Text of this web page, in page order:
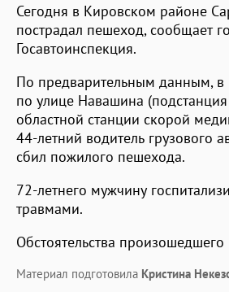
Сегодня в Кировском районе
пострадал пешеход, сообщает
Госавтоинспекция.
По предварительным данным,
по улице Навашина
областной станции скорой
44-летний водитель грузового
сбил пожилого пешехода.
72-летнего мужчину
травмами.
Обстоятельства
Материал подготовила Кристина